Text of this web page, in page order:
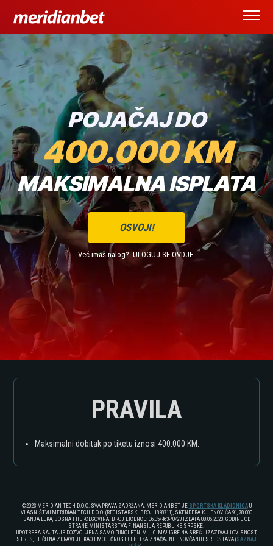
REGISTRUJ SE
PRIJAVA
POJAČAJ DO
400.000 KM
MAKSIMALNA ISPLATA
OSVOJI!
Već imaš nalog?ULOGUJ SE OVDJE
PRAVILA
Maksimalni dobitak po tiketu iznosi 400.000 KM.
©2023 MERIDIAN TECH D.O.O. SVA PRAVA ZADRŽANA. MERIDIANBET JE SPORTSKA KLADIONICA U
VLASNIŠTVU MERIDIAN TECH D.O.O. (REGISTARSKI BROJ 1828711), SKENDERA KULENOVIĆA 91, 78 000
BANJA LUKA, BOSNA I HERCEGOVINA. BROJ LICENCE: 06.05/463-40/23 IZDATA 08.06.2023. GODINE OD
STRANE MINISTARSTVA FINANSIJA REPUBLIKE SRPSKE.
UPOTREBA SAJTA JE DOZVOLJENA SAMO PUNOLETNIM LICIMA! IGRE NA SREĆU IZAZIVAJU OVISNOST,
STRES, UTIČU NA ZDRAVLJE, KAO I MOGUĆNOST GUBITKA ZNAČAJNIH NOVČANIH SREDSTAVA (SAZNAJ